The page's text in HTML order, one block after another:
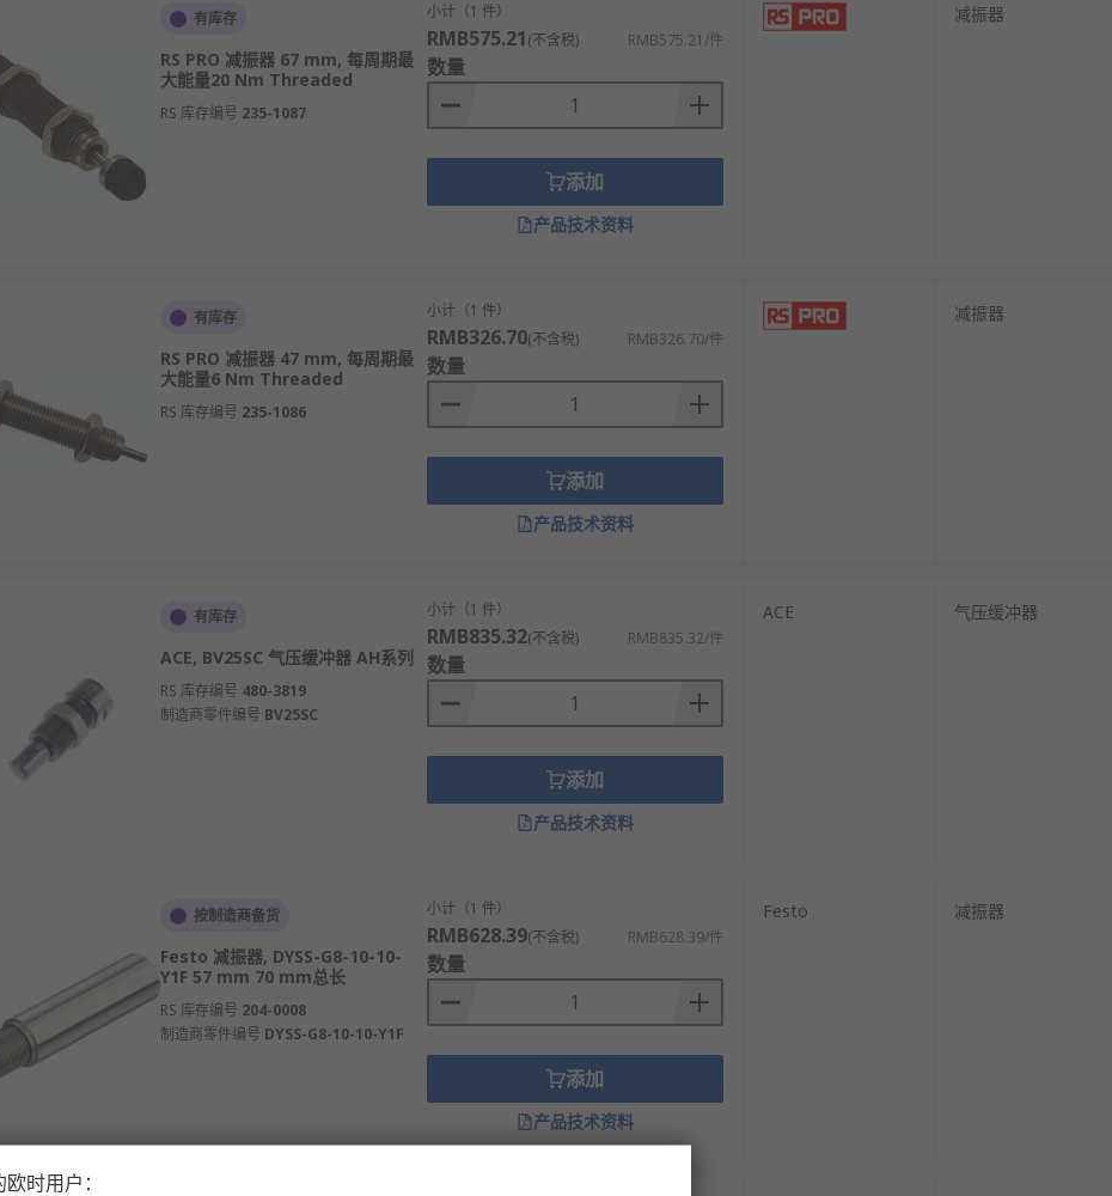
工作缸在内筒，储油缸在外筒，结构简单成本低，广泛应用于普通轿车。
将油液和高压气体分离，散热好响应快，常用于高性能车和赛车。
防止油液气蚀，保持阻尼力稳定，性能优于传统油压式。
油液，容易产生气蚀导致性能不稳定。
尼力的软硬，兼顾日常舒适和运动驾驶。
或无级调节阻尼力，如电磁减震、空气减震系统，实现舒适与运动的平衡。
总成内，常见于麦弗逊式前悬架，结构紧凑。
动频率自动调整阻尼力，低速震动时软，高速冲击时硬。
部件，每车必备，数量为四支或更多。
摩托车操控性和舒适性，形式包括前叉套筒式和后中央减震式。
上，抵御地震和强风引起的结构晃动。
减震器，减少运转时的噪音和震动。
对使用者的冲击。
。 日常代步 应优先考虑舒适性，选择阻尼偏软、能有效过滤细碎震动的原厂或舒适型减震器。 运动驾驶或赛道日
匹配的减震器会严重影响安全和性能。
是最简单直接的选择，能恢复新车状态。 升级性能型 能提供比原厂更好的操控体验。对于有特殊需求（如经常
兼顾（如高端豪华车）， 电控空气减震器 或 自适应电磁减震器 是理想选择，但成本高昂。
身或更换了更硬的弹簧， 必须 同时更换与之匹配的性能减震器。原厂减震器无法有效控制短而硬的弹簧，会导致
只换减震器而沿用疲软的旧弹簧，也无法获得理想的操控提升。
碑和长期质保（如2年以上）的品牌，其产品质量、耐久性和售后服务更有保障。一套优质的减震器是重要的安全
，以确保车轮定位参数准确，发挥减震器的最佳效能并避免异常磨损。
有库存
RS PRO 减振器 67 mm, 每周期最
大能量20 Nm Threaded
RS 库存编号 235-1087
小计（1 件）
RMB575.21(不含税) RMB575.21/件
数量
添加
产品技术资料
减振器
有库存
RS PRO 减振器 47 mm, 每周期最
大能量6 Nm Threaded
RS 库存编号 235-1086
小计（1 件）
RMB326.70(不含税) RMB326.70/件
数量
添加
产品技术资料
减振器
有库存
ACE, BV25SC 气压缓冲器 AH系列
RS 库存编号 480-3819
制造商零件编号 BV25SC
小计（1 件）
RMB835.32(不含税) RMB835.32/件
数量
添加
产品技术资料
ACE 气压缓冲器
按制造商备货
Festo 减振器, DYSS-G8-10-10-
Y1F 57 mm 70 mm总长
RS 库存编号 204-0008
制造商零件编号 DYSS-G8-10-10-Y1F
小计（1 件）
RMB628.39(不含税) RMB628.39/件
数量
添加
产品技术资料
Festo 减振器
时用户：